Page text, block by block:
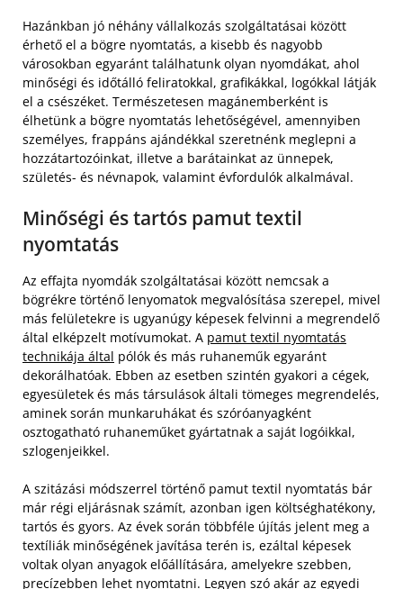
Hazánkban jó néhány vállalkozás szolgáltatásai között
érhető el a bögre nyomtatás, a kisebb és nagyobb
városokban egyaránt találhatunk olyan nyomdákat, ahol
minőségi és időtálló feliratokkal, grafikákkal, logókkal látják
el a csészéket. Természetesen magánemberként is
élhetünk a bögre nyomtatás lehetőségével, amennyiben
személyes, frappáns ajándékkal szeretnénk meglepni a
hozzátartozóinkat, illetve a barátainkat az ünnepek,
születés- és névnapok, valamint évfordulók alkalmával.
Minőségi és tartós pamut textil
nyomtatás
Az effajta nyomdák szolgáltatásai között nemcsak a
bögrékre történő lenyomatok megvalósítása szerepel, mivel
más felületekre is ugyanúgy képesek felvinni a megrendelő
által elképzelt motívumokat. A pamut textil nyomtatás
technikája által pólók és más ruhaneműk egyaránt
dekorálhatóak. Ebben az esetben szintén gyakori a cégek,
egyesületek és más társulások általi tömeges megrendelés,
aminek során munkaruhákat és szóróanyagként
osztogatható ruhaneműket gyártatnak a saját logóikkal,
szlogenjeikkel.
A szitázási módszerrel történő pamut textil nyomtatás bár
már régi eljárásnak számít, azonban igen költséghatékony,
tartós és gyors. Az évek során többféle újítás jelent meg a
textíliák minőségének javítása terén is, ezáltal képesek
voltak olyan anyagok előállítására, amelyekre szebben,
precízebben lehet nyomtatni. Legyen szó akár az egyedi